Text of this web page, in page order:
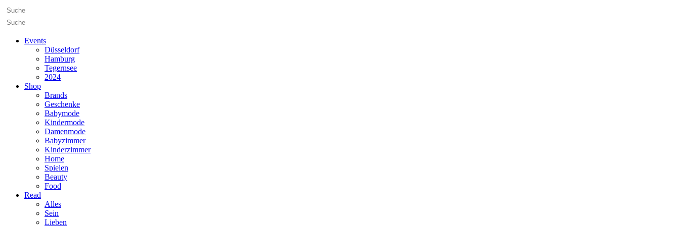
Events
Düsseldorf
Hamburg
Tegernsee
2024
Shop
Brands
Geschenke
Babymode
Kindermode
Damenmode
Babyzimmer
Kinderzimmer
Home
Spielen
Beauty
Food
Read
Alles
Sein
Lieben